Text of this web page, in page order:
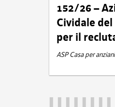
152/26 –
Cividale del
per il
ASP Casa per